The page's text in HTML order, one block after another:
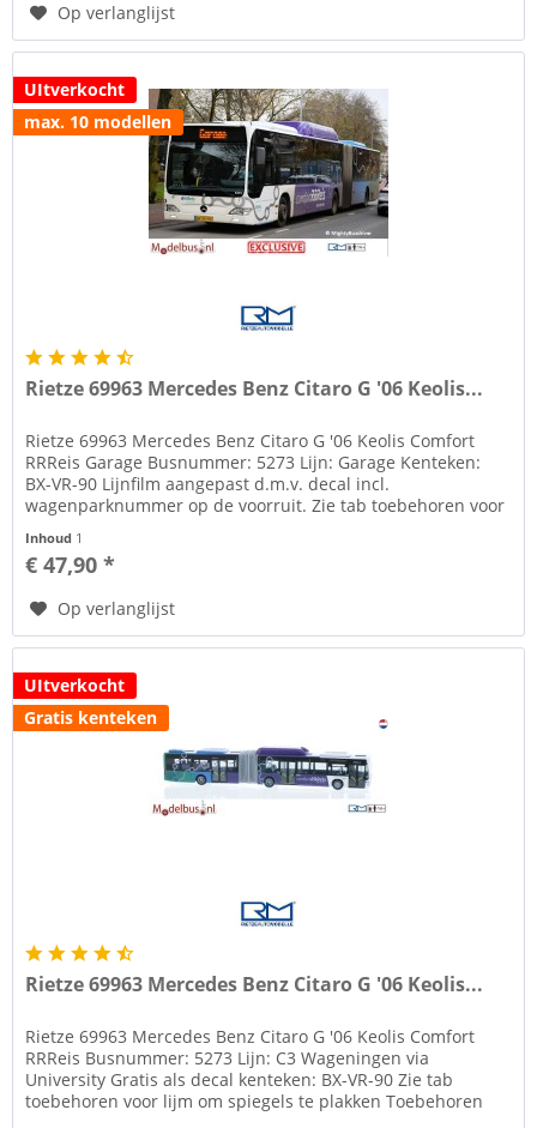
Op verlanglijst
UItverkocht
max. 10 modellen
Rietze 69963 Mercedes Benz Citaro G '06 Keolis...
Rietze 69963 Mercedes Benz Citaro G '06 Keolis Comfort
RRReis Garage Busnummer: 5273 Lijn: Garage Kenteken:
BX-VR-90 Lijnfilm aangepast d.m.v. decal incl.
wagenparknummer op de voorruit. Zie tab toebehoren voor
Inhoud 1
€ 47,90 *
Op verlanglijst
UItverkocht
Gratis kenteken
Rietze 69963 Mercedes Benz Citaro G '06 Keolis...
Rietze 69963 Mercedes Benz Citaro G '06 Keolis Comfort
RRReis Busnummer: 5273 Lijn: C3 Wageningen via
University Gratis als decal kenteken: BX-VR-90 Zie tab
toebehoren voor lijm om spiegels te plakken Toebehoren